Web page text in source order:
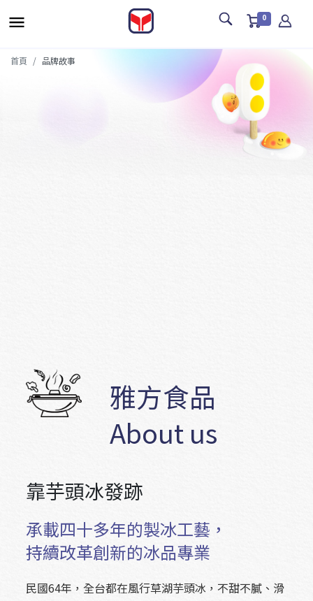
0
首頁 品牌故事
雅方食品
About us
靠芋頭冰發跡
承載四十多年的製冰工藝，
持續改革創新的冰品專業
民國64年，全台都在風行草湖芋頭冰，不甜不膩、滑